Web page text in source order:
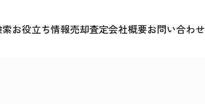
お役立ち情報売却査定会社概要お問い合わせ